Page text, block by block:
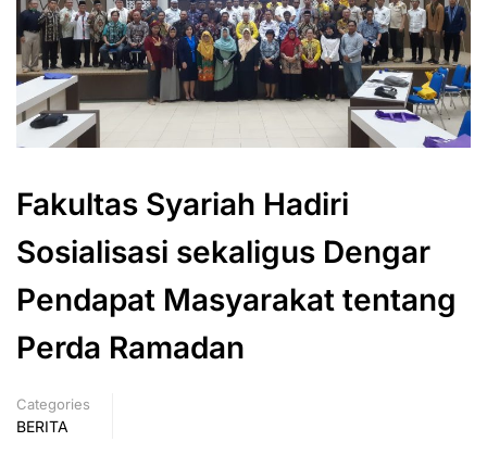
Fakultas Syariah Hadiri
Sosialisasi sekaligus Dengar
Pendapat Masyarakat tentang
Perda Ramadan
Categories
BERITA